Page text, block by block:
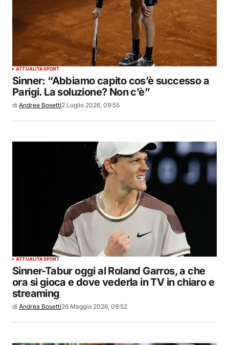
ATTUALITÀSPORT
Sinner: “Abbiamo capito cos’è successo a
Parigi. La soluzione? Non c’è”
di Andrea Bosetti2 Luglio 2026, 09:55
ATTUALITÀSPORT
Sinner-Tabur oggi al Roland Garros, a che
ora si gioca e dove vederla in TV in chiaro e
streaming
di Andrea Bosetti26 Maggio 2026, 09:52